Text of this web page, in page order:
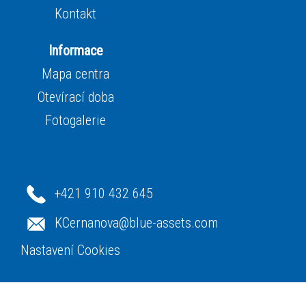
Kontakt
Informace
Mapa centra
Otevírací doba
Fotogalerie
+421 910 432 645
KCernanova@blue-assets.com
Nastavení Cookies